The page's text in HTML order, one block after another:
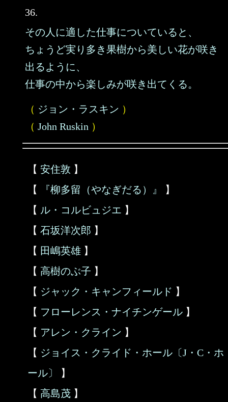
36.
その人に適した仕事についていると、
ちょうど実り多き果樹から美しい花が咲き
出るように、
仕事の中から楽しみが咲き出てくる。
（ ジョン・ラスキン ）
（ John Ruskin ）
【 安住敦 】
【
『柳多留（やなぎだる）』
】
【 ル・コルビュジエ 】
【 石坂洋次郎 】
【 田嶋英雄 】
【 高樹のぶ子 】
【 ジャック・キャンフィールド 】
【 フローレンス・ナイチンゲール 】
【 アレン・クライン 】
【 ジョイス・クライド・ホール〔J・C・ホ
ール〕
】
【 高島茂 】